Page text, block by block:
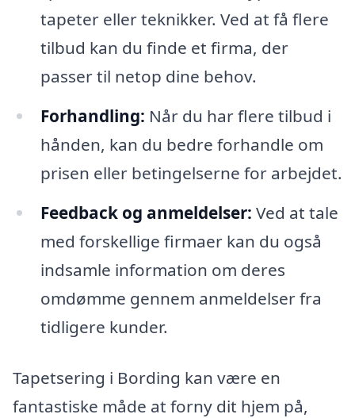
tapeter eller teknikker. Ved at få flere
tilbud kan du finde et firma, der
passer til netop dine behov.
Forhandling: Når du har flere tilbud i
hånden, kan du bedre forhandle om
prisen eller betingelserne for arbejdet.
Feedback og anmeldelser: Ved at tale
med forskellige firmaer kan du også
indsamle information om deres
omdømme gennem anmeldelser fra
tidligere kunder.
Tapetsering i Bording kan være en
fantastiske måde at forny dit hjem på,